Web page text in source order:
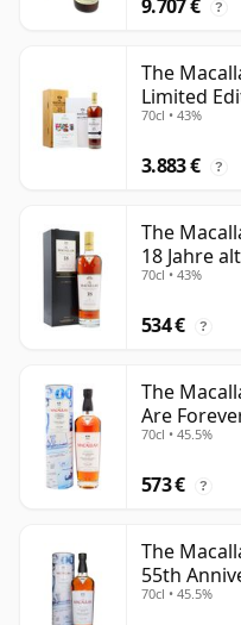
9.707 € ?
The
Limited
70cl • 43%
3.883 € ?
The
18 Jahre alt
70cl • 43%
534 € ?
The
Are
Jahre alt
70cl • 45.5%
573 € ?
The
55th
70cl • 45.5%